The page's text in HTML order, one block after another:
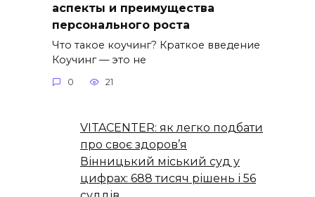
аспекты и преимущества
персонального роста
Что такое коучинг? Краткое введение
Коучинг — это не
0 21
VITACENTER: як легко подбати
про своє здоров’я
Вінницький міський суд у
цифрах: 688 тисяч рішень і 56